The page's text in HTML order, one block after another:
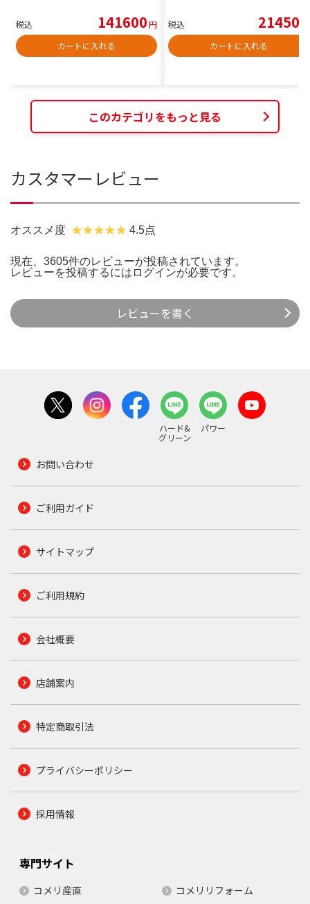
税込 141600円
カートに入れる
税込 21450
カートに入れる
このカテゴリをもっと見る
カスタマーレビュー
オススメ度 4.5点
現在、3605件のレビューが投稿されています。
レビューを投稿するには ログインが必要です。
レビューを書く
ハード&
グリーン
パワー
お問い合わせ
ご利用ガイド
サイトマップ
ご利用規約
会社概要
店舗案内
特定商取引法
プライバシーポリシー
採用情報
専門サイト
コメリ産直 コメリリフォーム